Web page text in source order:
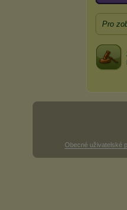
Pro
Obecné uživatelské